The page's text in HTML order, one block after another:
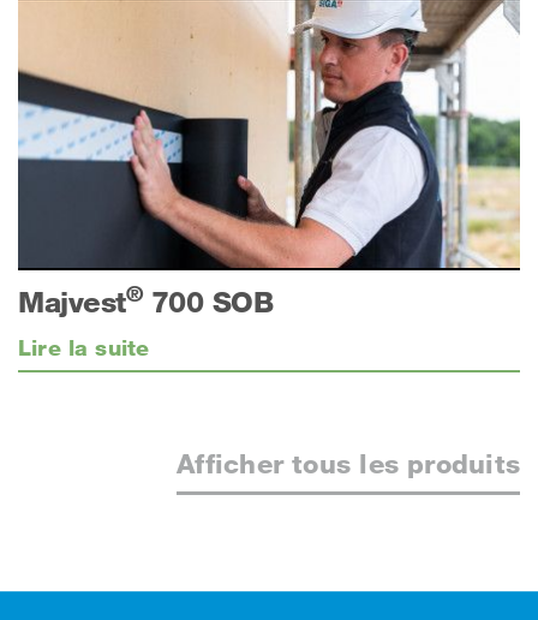
Majvest®700 SOB
Lire la suite
Afficher tous les produits